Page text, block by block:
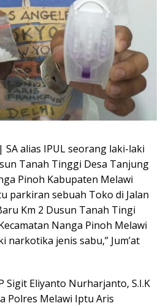
alias IPUL seorang laki-laki
Tanah Tinggi Desa Tanjung
Pinoh Kabupaten Melawi
parkiran sebuah Toko di Jalan
Km 2 Dusun Tanah Tingi
Nanga Pinoh Melawi
narkotika jenis sabu,” Jum’at
Sigit Eliyanto Nurharjanto, S.I.K
Polres Melawi Iptu Aris